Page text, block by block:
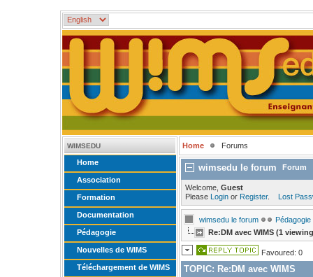
WIMSEDU
Home
Association
Formation
Documentation
Pédagogie
Nouvelles de WIMS
Téléchargement de WIMS
Home Forums
wimsedu le forum Forum
Welcome, Guest
Please Login or Register. Lost
wimsedu le forum
Pédagogie
Re:DM avec WIMS (1
Favoured: 0
TOPIC: Re:DM avec WIMS